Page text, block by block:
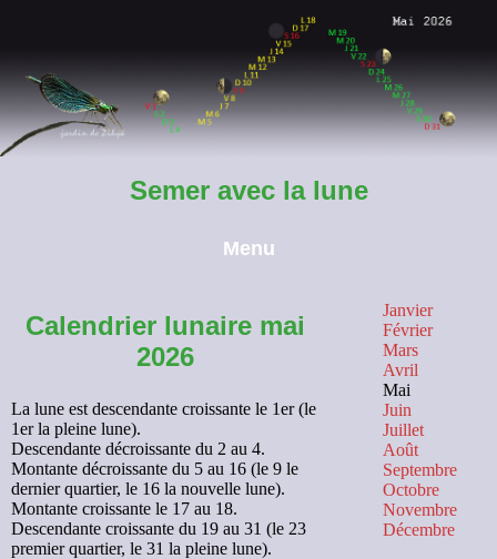
Semer avec la lune
Menu
Le potager
Liste des légumes
Les semis
Calendrier lunaire mai
2026
La lune est descendante croissante le 1er (le
1er la pleine lune).
Descendante décroissante du 2 au 4.
Montante décroissante du 5 au 16 (le 9 le
dernier quartier, le 16 la nouvelle lune).
Montante croissante le 17 au 18.
Descendante croissante du 19 au 31 (le 23
premier quartier, le 31 la pleine lune).
Janvier
Février
Mars
Avril
Mai
Juin
Juillet
Août
Septembre
Octobre
Novembre
Décembre